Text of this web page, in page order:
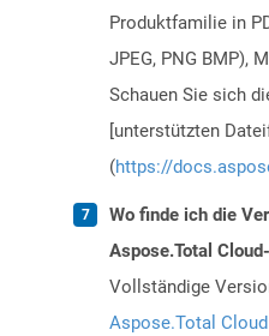
Produktfamilie in
JPEG, PNG BMP),
Schauen Sie sich
[unterstützten
(https://
Wo finde ich die
Aspose.Total
Vollständige
Aspose.Total